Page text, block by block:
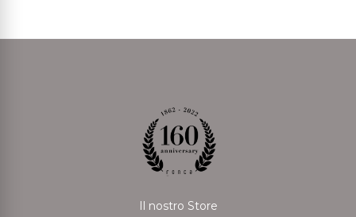
Il nostro Store